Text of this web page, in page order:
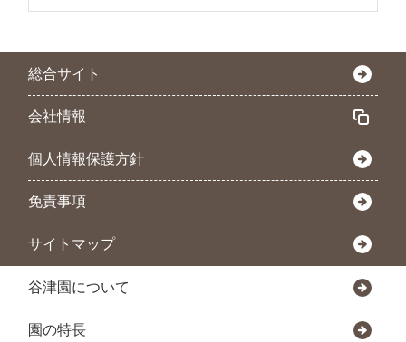
総合サイト
会社情報
個人情報保護方針
免責事項
サイトマップ
谷津園について
園の特長